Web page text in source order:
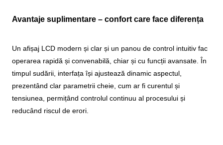
Avantaje suplimentare – confort care face diferența
Un afișaj LCD modern și clar și un panou de control intuitiv fac
operarea rapidă și convenabilă, chiar și cu funcții avansate. În
timpul sudării, interfața își ajustează dinamic aspectul,
prezentând clar parametrii cheie, cum ar fi curentul și
tensiunea, permițând controlul continuu al procesului și
reducând riscul de erori.